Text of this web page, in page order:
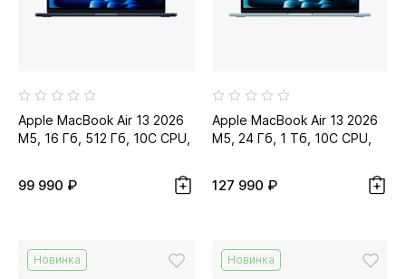
Apple MacBook Air 13 2026
M5, 16 Гб, 512 Гб, 10C CPU,
99 990 ₽
Apple MacBook Air 13 2026
M5, 24 Гб, 1 Тб, 10C CPU,
127 990 ₽
Новинка Новинка